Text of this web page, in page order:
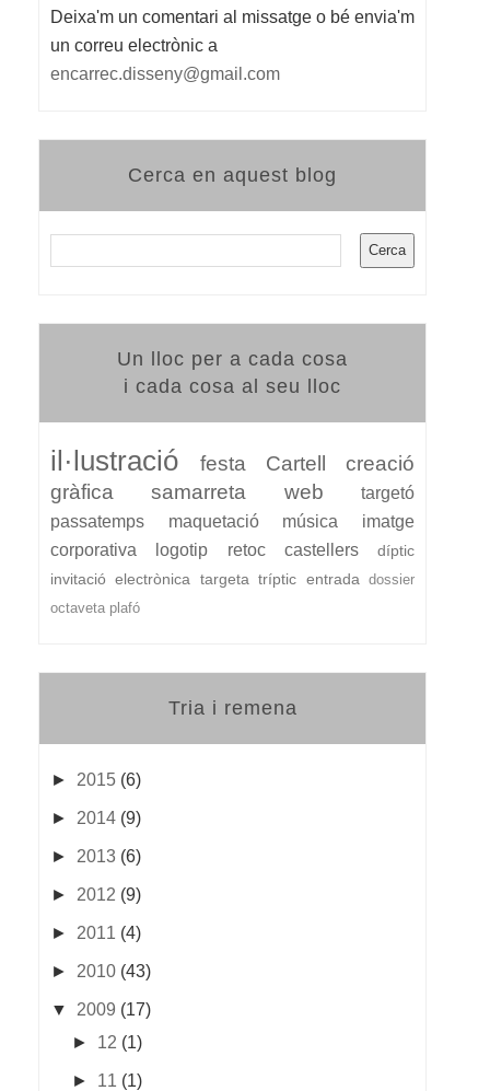
Deixa'm un comentari al missatge o bé envia'm
un correu electrònic a
encarrec.disseny@gmail.com
Cerca en aquest blog
Un lloc per a cada cosa
i cada cosa al seu lloc
il·lustració festa Cartell creació
gràficasamarreta webtargetó
passatemps maquetació música imatge
corporativa
logotip retoc castellers díptic
invitació electrònica targetatríptic entradadossier
octaveta plafó
Tria i remena
► 2015 (6)
► 2014 (9)
► 2013 (6)
► 2012 (9)
► 2011 (4)
► 2010 (43)
▼ 2009 (17)
► 12 (1)
► 11 (1)